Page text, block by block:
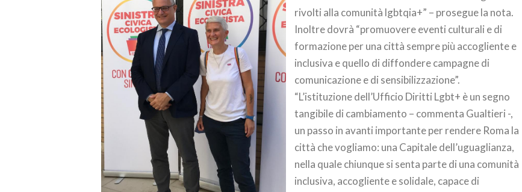
rivolti alla comunità lgbtqia+” – prosegue la nota.
Inoltre dovrà “promuovere eventi culturali e di
formazione per una città sempre più accogliente e
inclusiva e quello di diffondere campagne di
comunicazione e di sensibilizzazione”.
“L’istituzione dell’Ufficio Diritti Lgbt+ è un segno
tangibile di cambiamento – commenta Gualtieri -,
un passo in avanti importante per rendere Roma la
città che vogliamo: una Capitale dell’uguaglianza,
nella quale chiunque si senta parte di una comunità
inclusiva, accogliente e solidale, capace di